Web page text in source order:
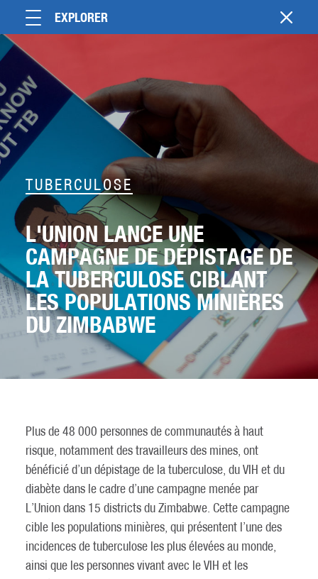
EXPLORER
TUBERCULOSE
L'UNION LANCE UNE
CAMPAGNE DE DÉPISTAGE DE
LA TUBERCULOSE CIBLANT
LES POPULATIONS MINIÈRES
DU ZIMBABWE
Plus de 48 000 personnes de communautés à haut
risque, notamment des travailleurs des mines, ont
bénéficié d’un dépistage de la tuberculose, du VIH et du
diabète dans le cadre d’une campagne menée par
L’Union dans 15 districts du Zimbabwe. Cette campagne
cible les populations minières, qui présentent l’une des
incidences de tuberculose les plus élevées au monde,
ainsi que les personnes vivant avec le VIH et les